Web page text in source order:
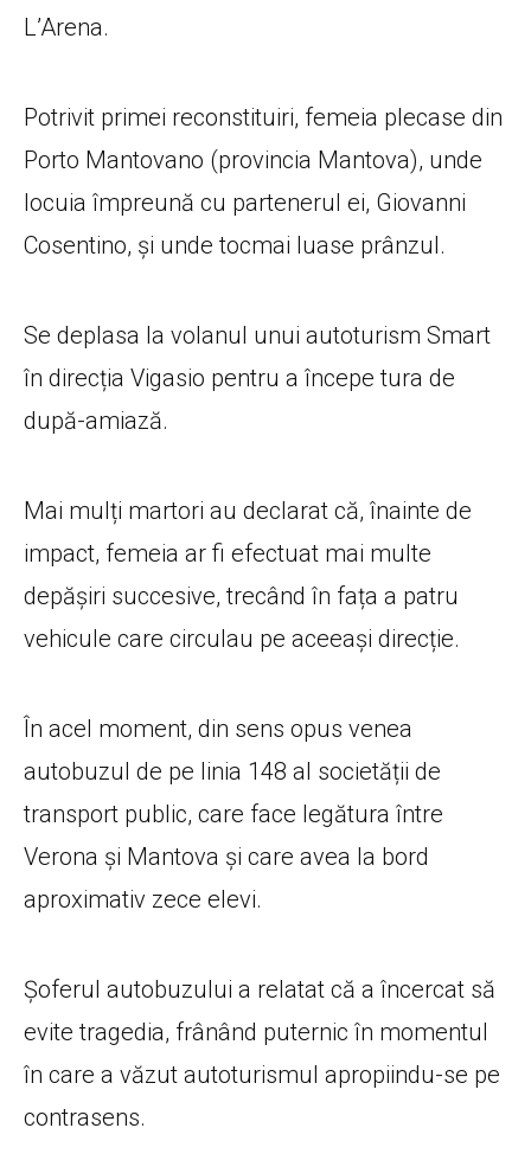
L’Arena.
Potrivit primei reconstituiri, femeia plecase din
Porto Mantovano (provincia Mantova), unde
locuia împreună cu partenerul ei, Giovanni
Cosentino, și unde tocmai luase prânzul.
Se deplasa la volanul unui autoturism Smart
în direcția Vigasio pentru a începe tura de
după-amiază.
Mai mulți martori au declarat că, înainte de
impact, femeia ar fi efectuat mai multe
depășiri succesive, trecând în fața a patru
vehicule care circulau pe aceeași direcție.
În acel moment, din sens opus venea
autobuzul de pe linia 148 al societății de
transport public, care face legătura între
Verona și Mantova și care avea la bord
aproximativ zece elevi.
Șoferul autobuzului a relatat că a încercat să
evite tragedia, frânând puternic în momentul
în care a văzut autoturismul apropiindu-se pe
contrasens.